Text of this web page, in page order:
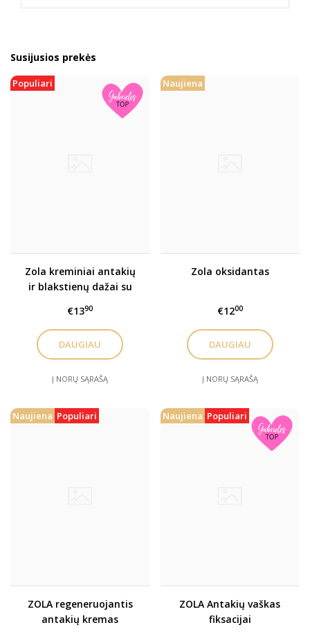
Susijusios prekės
Populiari
Zola kreminiai antakių
ir blakstienų dažai su
€1390
DAUGIAU
Į NORŲ SĄRAŠĄ
Naujiena
Zola oksidantas
€1200
DAUGIAU
Į NORŲ SĄRAŠĄ
Naujiena Populiari
ZOLA regeneruojantis
antakių kremas
Naujiena Populiari
ZOLA Antakių vaškas
fiksacijai